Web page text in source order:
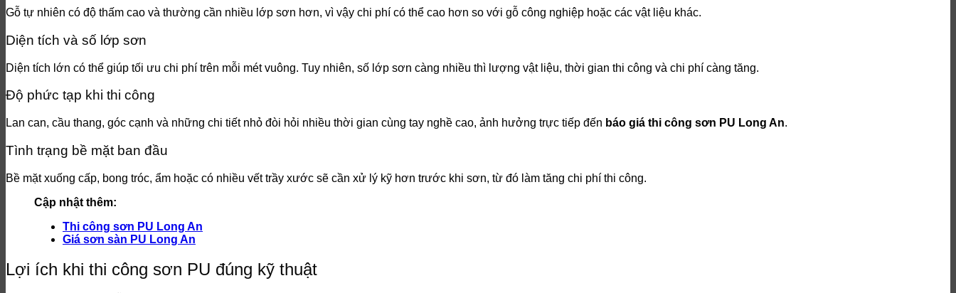
Gỗ tự nhiên có độ thấm cao và thường cần nhiều lớp sơn hơn, vì vậy chi phí có thể cao hơn so với gỗ công nghiệp hoặc các vật liệu khác.
Diện tích và số lớp sơn
Diện tích lớn có thể giúp tối ưu chi phí trên mỗi mét vuông. Tuy nhiên, số lớp sơn càng nhiều thì lượng vật liệu, thời gian thi công và chi phí càng tăng.
Độ phức tạp khi thi công
Lan can, cầu thang, góc cạnh và những chi tiết nhỏ đòi hỏi nhiều thời gian cùng tay nghề cao, ảnh hưởng trực tiếp đến báo giá thi công sơn PU Long An.
Tình trạng bề mặt ban đầu
Bề mặt xuống cấp, bong tróc, ẩm hoặc có nhiều vết trầy xước sẽ cần xử lý kỹ hơn trước khi sơn, từ đó làm tăng chi phí thi công.
Cập nhật thêm:
Thi công sơn PU Long An
Giá sơn sàn PU Long An
Lợi ích khi thi công sơn PU đúng kỹ thuật